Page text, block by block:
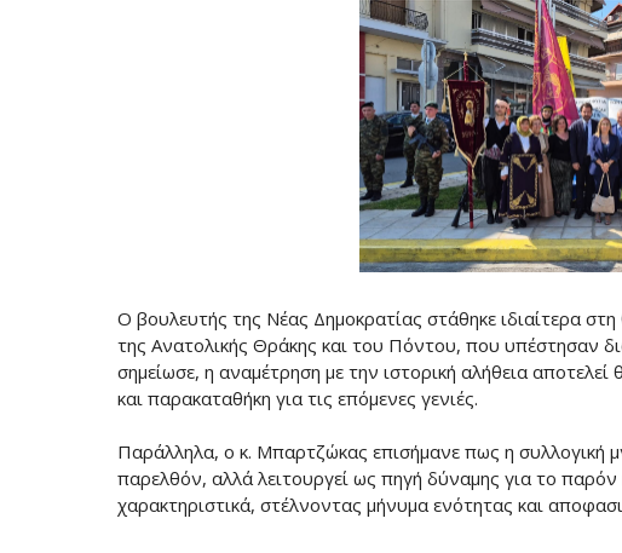
Ο βουλευτής της Νέας Δημοκρατίας στάθηκε ιδιαίτερα
της Ανατολικής Θράκης και του Πόντου, που υπέστησαν
σημείωσε, η αναμέτρηση με την ιστορική αλήθεια
και παρακαταθήκη για τις επόμενες γενιές.
Παράλληλα, ο κ. Μπαρτζώκας επισήμανε πως η
παρελθόν, αλλά λειτουργεί ως πηγή δύναμης για το
χαρακτηριστικά, στέλνοντας μήνυμα ενότητας και